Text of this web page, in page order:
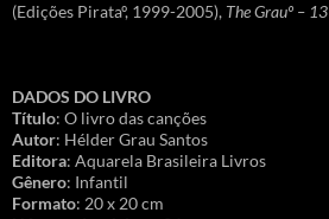
(Edições Pirataº, 1999-2005), The Grauº – 13
DADOS DO LIVRO
Título: O livro das canções
Autor: Hélder Grau Santos
Editora: Aquarela Brasileira Livros
Gênero: Infantil
Formato: 20 x 20 cm